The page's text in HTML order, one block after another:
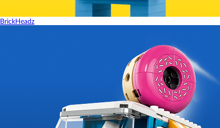
BrickHeadz